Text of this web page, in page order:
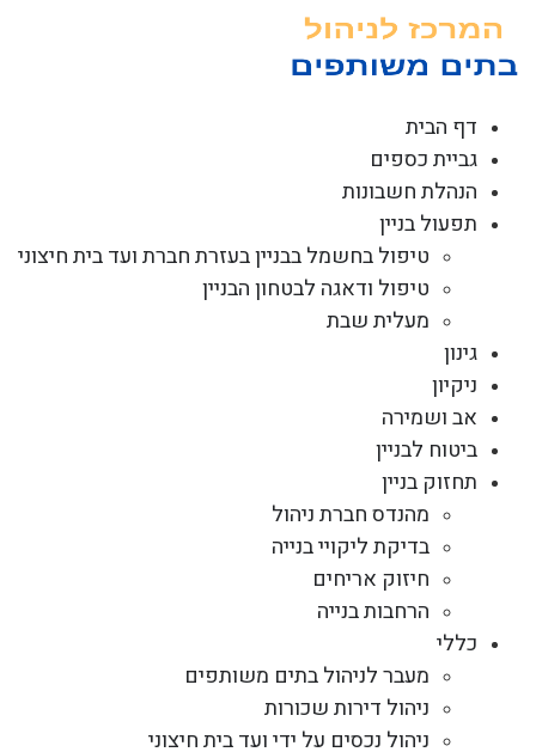
דף הבית
גביית כספים
הנהלת חשבונות
תפעול בניין
טיפול בחשמל בבניין בעזרת חברת ועד בית חיצוני
טיפול ודאגה לבטחון הבניין
מעלית שבת
גינון
ניקיון
אב ושמירה
ביטוח לבניין
תחזוק בניין
מהנדס חברת ניהול
בדיקת ליקויי בנייה
חיזוק אריחים
הרחבות בנייה
כללי
מעבר לניהול בתים משותפים
ניהול דירות שכורות
ניהול נכסים על ידי ועד בית חיצוני